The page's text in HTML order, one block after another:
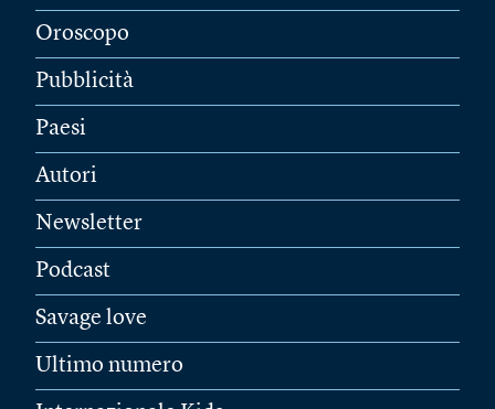
Oroscopo
Pubblicità
Paesi
Autori
Newsletter
Podcast
Savage love
Ultimo numero